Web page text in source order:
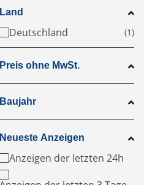
Land
Deutschland
Preis ohne MwSt.
Baujahr
Neueste Anzeigen
Anzeigen der letzten 24h